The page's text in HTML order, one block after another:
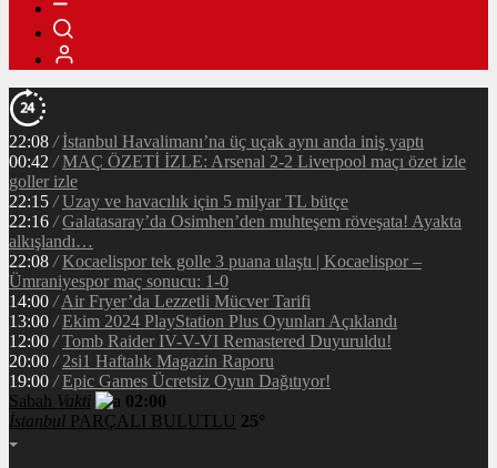
22:08 / İstanbul Havalimanı’na üç uçak aynı anda iniş yaptı
00:42 / MAÇ ÖZETİ İZLE: Arsenal 2-2 Liverpool maçı özet izle
goller izle
22:15 / Uzay ve havacılık için 5 milyar TL bütçe
22:16 / Galatasaray’da Osimhen’den muhteşem röveşata! Ayakta
alkışlandı…
22:08 / Kocaelispor tek golle 3 puana ulaştı | Kocaelispor –
Ümraniyespor maç sonucu: 1-0
14:00 / Air Fryer’da Lezzetli Mücver Tarifi
13:00 / Ekim 2024 PlayStation Plus Oyunları Açıklandı
12:00 / Tomb Raider IV-V-VI Remastered Duyuruldu!
20:00 / 2si1 Haftalık Magazin Raporu
19:00 / Epic Games Ücretsiz Oyun Dağıtıyor!
Sabah Vakti
02:00
İstanbul PARÇALI BULUTLU 25°